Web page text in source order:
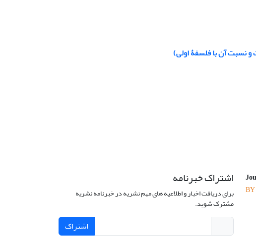
و نسبت آن با فلسفۀ اولی)
اشتراک خبرنامه
برای دریافت اخبار و اطلاعیه های مهم نشریه در خبرنامه نشریه
مشترک شوید.
اشتراک